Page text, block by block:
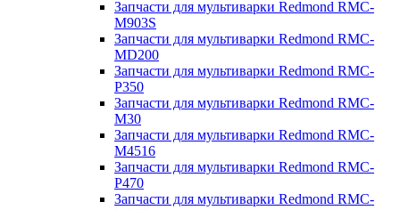
Запчасти для мультиварки Redmond RMC-
M903S
Запчасти для мультиварки Redmond RMC-
MD200
Запчасти для мультиварки Redmond RMC-
P350
Запчасти для мультиварки Redmond RMC-
M30
Запчасти для мультиварки Redmond RMC-
M4516
Запчасти для мультиварки Redmond RMC-
P470
Запчасти для мультиварки Redmond RMC-